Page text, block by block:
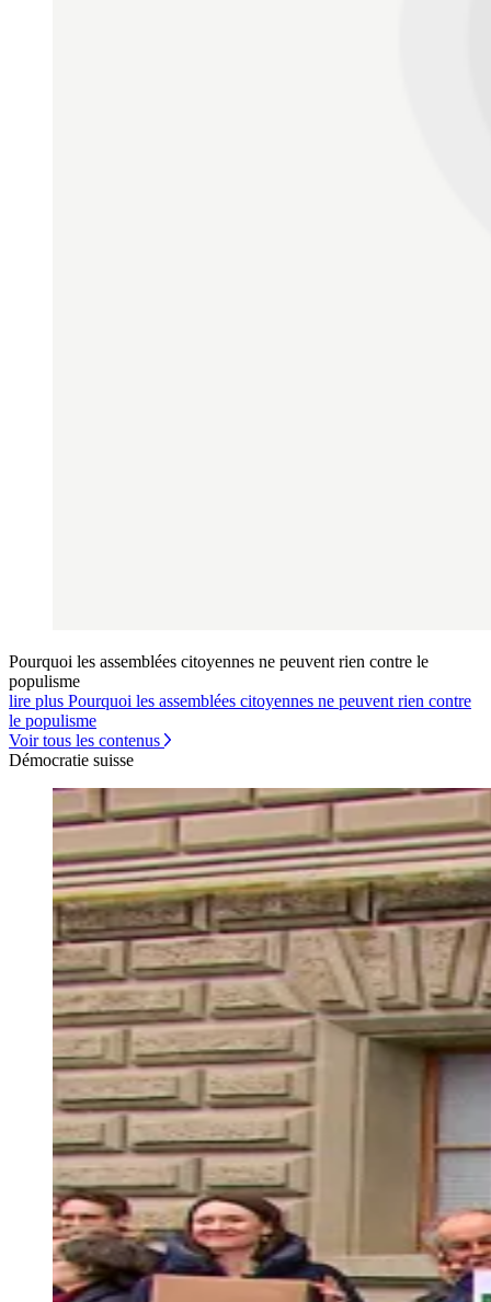
Pourquoi les assemblées citoyennes ne peuvent rien contre le
populisme
lire plus Pourquoi les assemblées citoyennes ne peuvent rien contre
le populisme
Voir tous les contenus
Démocratie suisse